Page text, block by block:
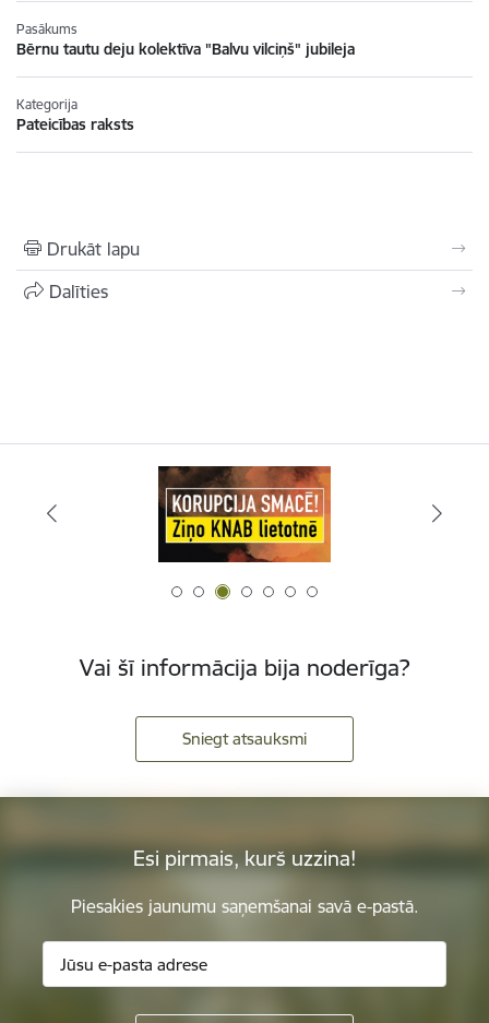
Pasākums
Bērnu tautu deju kolektīva "Balvu vilciņš" jubileja
Kategorija
Pateicības raksts
Drukāt lapu
Dalīties
Vai šī informācija bija noderīga?
Sniegt atsauksmi
Esi pirmais, kurš uzzina!
Piesakies jaunumu saņemšanai savā e-pastā.